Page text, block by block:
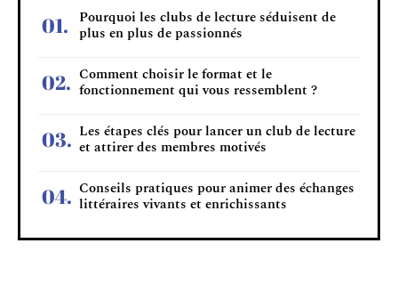
Pourquoi les clubs de lecture séduisent de
plus en plus de passionnés
Comment choisir le format et le
fonctionnement qui vous ressemblent ?
Les étapes clés pour lancer un club de lecture
et attirer des membres motivés
Conseils pratiques pour animer des échanges
littéraires vivants et enrichissants